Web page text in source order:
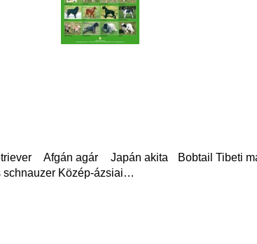
Afgán agár Japán akita Bobtail Tibeti
Közép-ázsiai…